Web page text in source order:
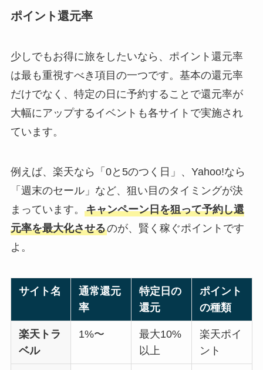
ポイント還元率
少しでもお得に旅をしたいなら、ポイント還元率
は最も重視すべき項目の一つです。基本の還元率
だけでなく、特定の日に予約することで還元率が
大幅にアップするイベントも各サイトで実施され
ています。
例えば、楽天なら「0と5のつく日」、Yahoo!なら
「週末のセール」など、狙い目のタイミングが決
まっています。 キャンペーン日を狙って予約し還
元率を最大化させるのが、賢く稼ぐポイントです
よ。
サイト名
通常還元
率
特定日の
還元
ポイント
の種類
楽天トラ
ベル
1%〜
最大10%
以上
楽天ポイ
ント